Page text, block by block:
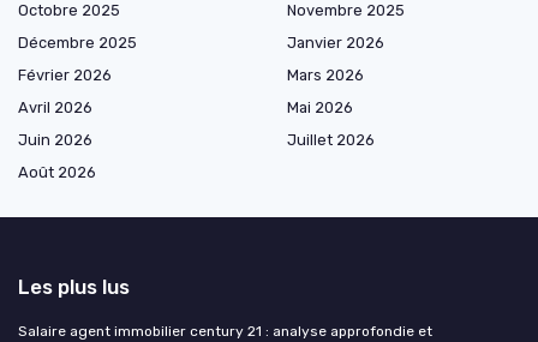
Octobre 2025
Novembre 2025
Décembre 2025
Janvier 2026
Février 2026
Mars 2026
Avril 2026
Mai 2026
Juin 2026
Juillet 2026
Août 2026
Les plus lus
Salaire agent immobilier century 21 : analyse approfondie et